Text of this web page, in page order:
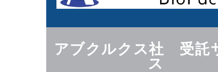
アブクルクス社 受託
ス